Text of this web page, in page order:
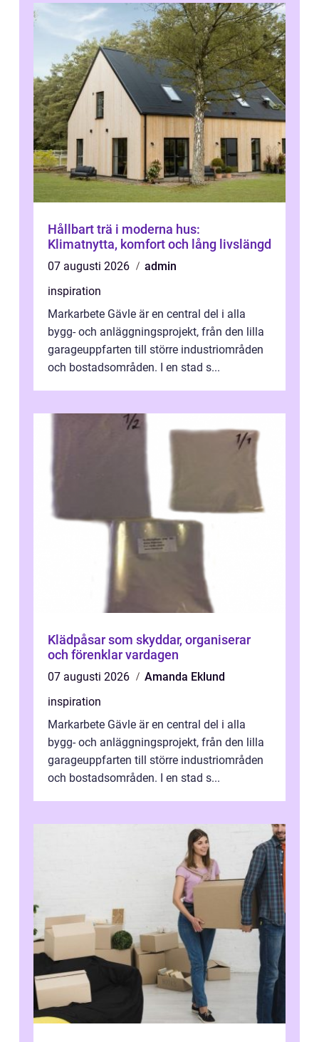
Hållbart trä i moderna hus:
Klimatnytta, komfort och lång livslängd
07 augusti 2026
admin
inspiration
Markarbete Gävle är en central del i alla
bygg- och anläggningsprojekt, från den lilla
garageuppfarten till större industriområden
och bostadsområden. I en stad s...
Klädpåsar som skyddar, organiserar
och förenklar vardagen
07 augusti 2026
Amanda Eklund
inspiration
Markarbete Gävle är en central del i alla
bygg- och anläggningsprojekt, från den lilla
garageuppfarten till större industriområden
och bostadsområden. I en stad s...